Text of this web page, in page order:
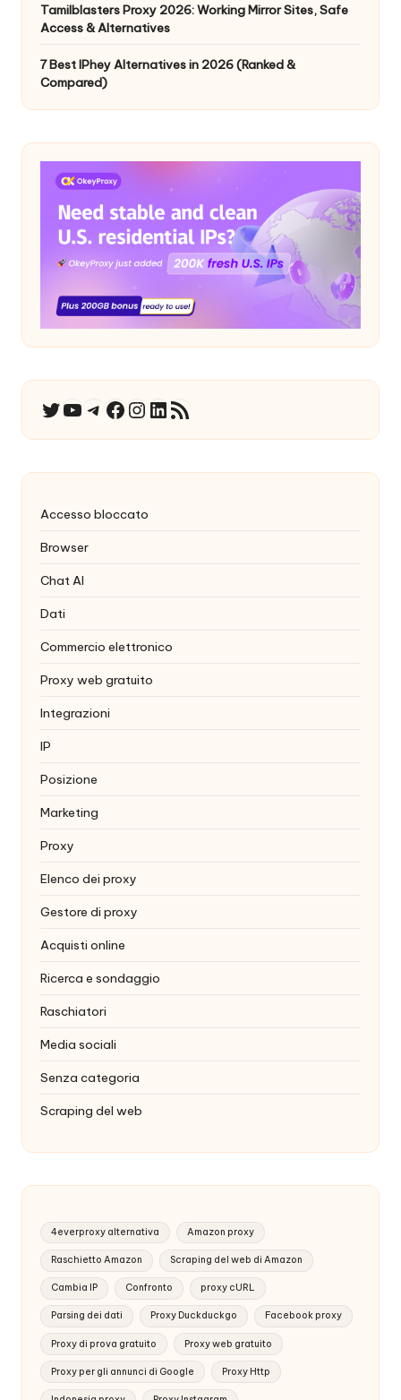
Tamilblasters Proxy 2026: Working Mirror Sites, Safe
Access & Alternatives
7 Best IPhey Alternatives in 2026 (Ranked &
Compared)
Twitter
YouTube
Telegramma
Facebook
Instagram
LinkedIn
Feed RSS
Accesso bloccato
Browser
Chat AI
Dati
Commercio elettronico
Proxy web gratuito
Integrazioni
IP
Posizione
Marketing
Proxy
Elenco dei proxy
Gestore di proxy
Acquisti online
Ricerca e sondaggio
Raschiatori
Media sociali
Senza categoria
Scraping del web
4everproxy alternativa Amazon proxy
Raschietto Amazon Scraping del web di Amazon
Cambia IP Confronto proxy cURL
Parsing dei dati Proxy Duckduckgo Facebook proxy
Proxy di prova gratuito Proxy web gratuito
Proxy per gli annunci di Google Proxy Http